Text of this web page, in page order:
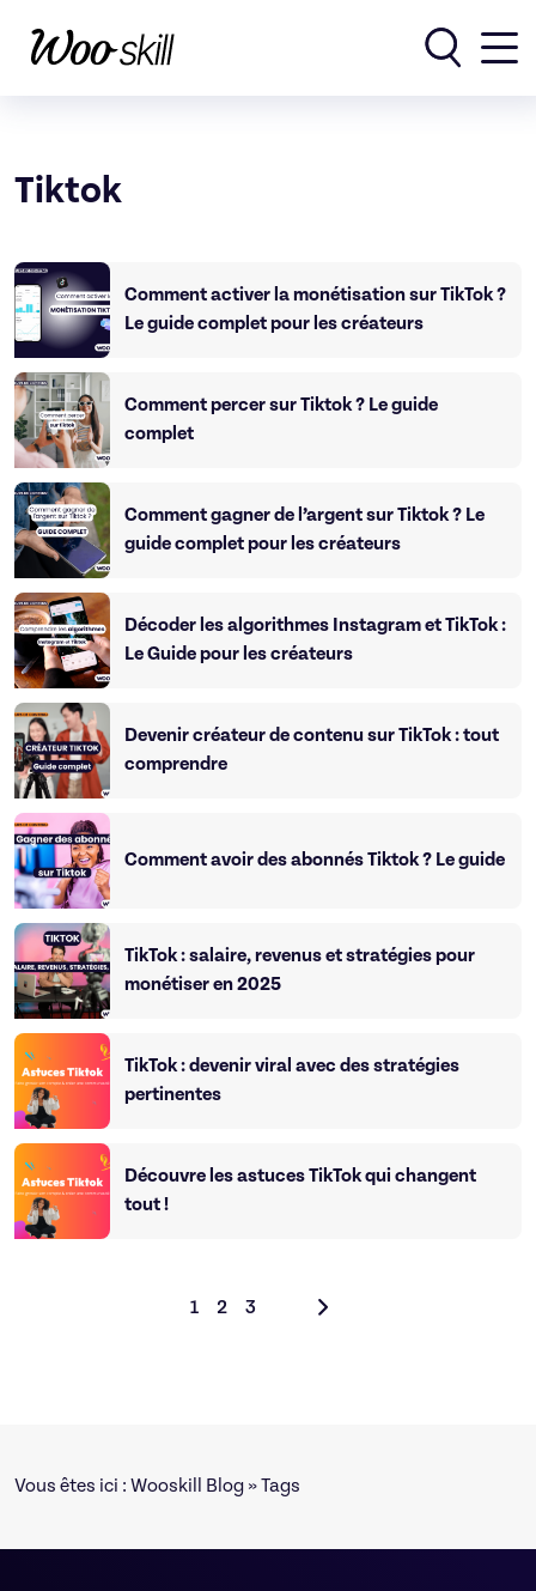
Tiktok
Comment activer la monétisation sur TikTok ?
Le guide complet pour les créateurs
Comment percer sur Tiktok ? Le guide
complet
Comment gagner de l’argent sur Tiktok ? Le
guide complet pour les créateurs
Décoder les algorithmes Instagram et TikTok :
Le Guide pour les créateurs
Devenir créateur de contenu sur TikTok : tout
comprendre
Comment avoir des abonnés Tiktok ? Le guide
TikTok : salaire, revenus et stratégies pour
monétiser en 2025
TikTok : devenir viral avec des stratégies
pertinentes
Découvre les astuces TikTok qui changent
tout !
1 2 3
Vous êtes ici : Wooskill Blog » Tags